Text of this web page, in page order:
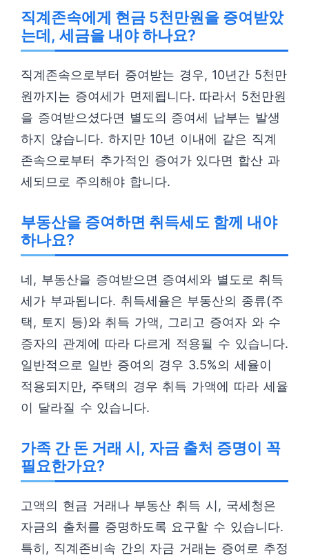
직계존속에게 현금 5천만원을 증여받았
는데, 세금을 내야 하나요?
직계존속으로부터 증여받는 경우, 10년간 5천만
원까지는 증여세가 면제됩니다. 따라서 5천만원
을 증여받으셨다면 별도의 증여세 납부는 발생
하지 않습니다. 하지만 10년 이내에 같은 직계
존속으로부터 추가적인 증여가 있다면 합산 과
세되므로 주의해야 합니다.
부동산을 증여하면 취득세도 함께 내야
하나요?
네, 부동산을 증여받으면 증여세와 별도로 취득
세가 부과됩니다. 취득세율은 부동산의 종류(주
택, 토지 등)와 취득 가액, 그리고 증여자 와 수
증자의 관계에 따라 다르게 적용될 수 있습니다.
일반적으로 일반 증여의 경우 3.5%의 세율이
적용되지만, 주택의 경우 취득 가액에 따라 세율
이 달라질 수 있습니다.
가족 간 돈 거래 시, 자금 출처 증명이 꼭
필요한가요?
고액의 현금 거래나 부동산 취득 시, 국세청은
자금의 출처를 증명하도록 요구할 수 있습니다.
특히, 직계존비속 간의 자금 거래는 증여로 추정